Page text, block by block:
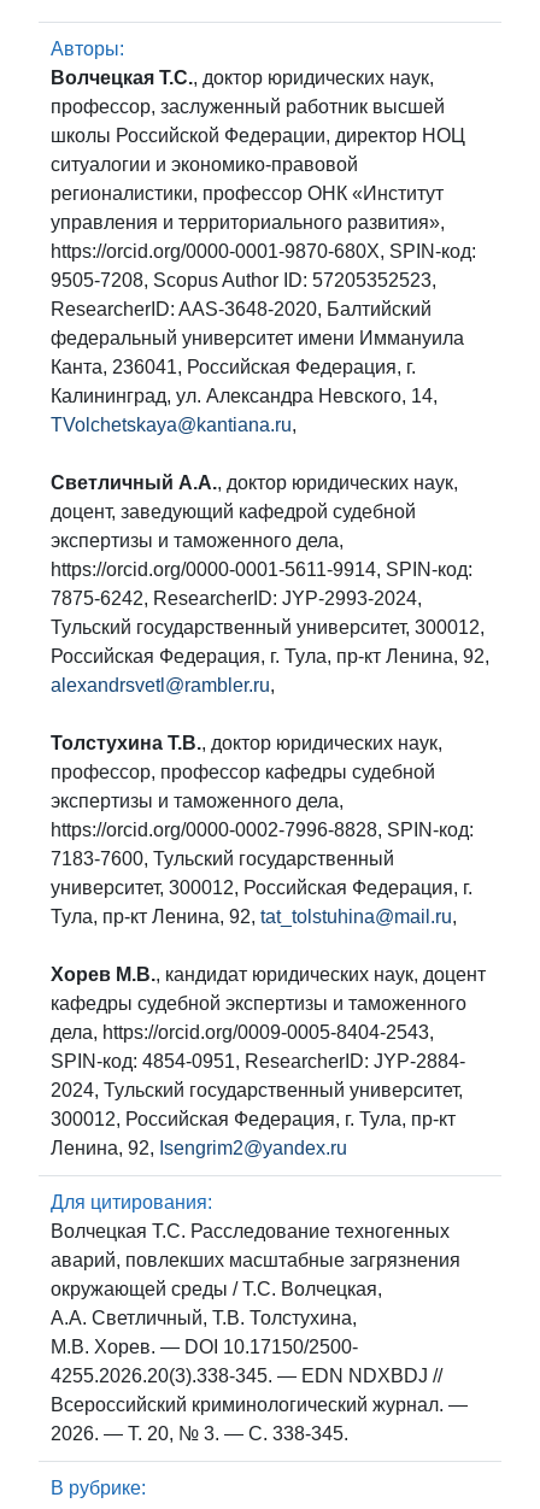
Авторы:
Волчецкая Т.С., доктор юридических наук,
профессор, заслуженный работник высшей
школы Российской Федерации, директор НОЦ
ситуалогии и экономико-правовой
регионалистики, профессор ОНК «Институт
управления и территориального развития»,
https://orcid.org/0000-0001-9870-680X, SPIN-код:
9505-7208, Scopus Author ID: 57205352523,
ResearcherID: AAS-3648-2020, Балтийский
федеральный университет имени Иммануила
Канта, 236041, Российская Федерация, г.
Калининград, ул. Александра Невского, 14,
TVolchetskaya@kantiana.ru,
Светличный А.А., доктор юридических наук,
доцент, заведующий кафедрой судебной
экспертизы и таможенного дела,
https://orcid.org/0000-0001-5611-9914, SPIN-код:
7875-6242, ResearcherID: JYP-2993-2024,
Тульский государственный университет, 300012,
Российская Федерация, г. Тула, пр-кт Ленина, 92,
alexandrsvetl@rambler.ru,
Толстухина Т.В., доктор юридических наук,
профессор, профессор кафедры судебной
экспертизы и таможенного дела,
https://orcid.org/0000-0002-7996-8828, SPIN-код:
7183-7600, Тульский государственный
университет, 300012, Российская Федерация, г.
Тула, пр-кт Ленина, 92, tat_tolstuhina@mail.ru,
Хорев М.В., кандидат юридических наук, доцент
кафедры судебной экспертизы и таможенного
дела, https://orcid.org/0009-0005-8404-2543,
SPIN-код: 4854-0951, ResearcherID: JYP-2884-
2024, Тульский государственный университет,
300012, Российская Федерация, г. Тула, пр-кт
Ленина, 92, Isengrim2@yandex.ru
Для цитирования:
Волчецкая Т.С. Расследование техногенных
аварий, повлекших масштабные загрязнения
окружающей среды / Т.С. Волчецкая,
А.А. Светличный, Т.В. Толстухина,
М.В. Хорев. — DOI 10.17150/2500-
4255.2026.20(3).338-345. — EDN NDXBDJ //
Всероссийский криминологический журнал. —
2026. — Т. 20, № 3. — С. 338-345.
В рубрике: